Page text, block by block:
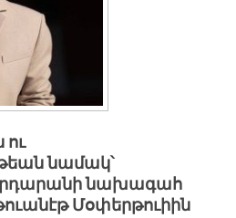
նամակ՝
նախագահ
Մօփերթուիին